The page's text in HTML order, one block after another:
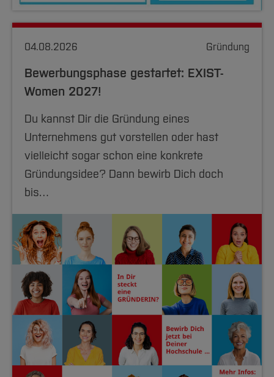
04.08.2026 Gründung
Bewerbungsphase gestartet: EXIST-
Women 2027!
Du kannst Dir die Gründung eines
Unternehmens gut vorstellen oder hast
vielleicht sogar schon eine konkrete
Gründungsidee? Dann bewirb Dich doch
bis…